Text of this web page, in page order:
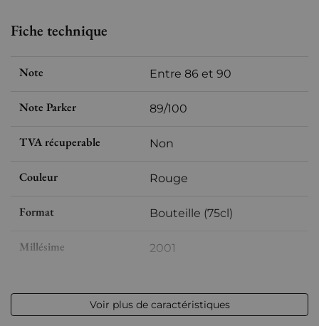
Fiche technique
Note Entre 86 et 90
Note Parker 89/100
TVA récuperable Non
Couleur Rouge
Format Bouteille (75cl)
Millésime 2001
Appellation Châteauneuf-du-Pape
Voir plus de caractéristiques